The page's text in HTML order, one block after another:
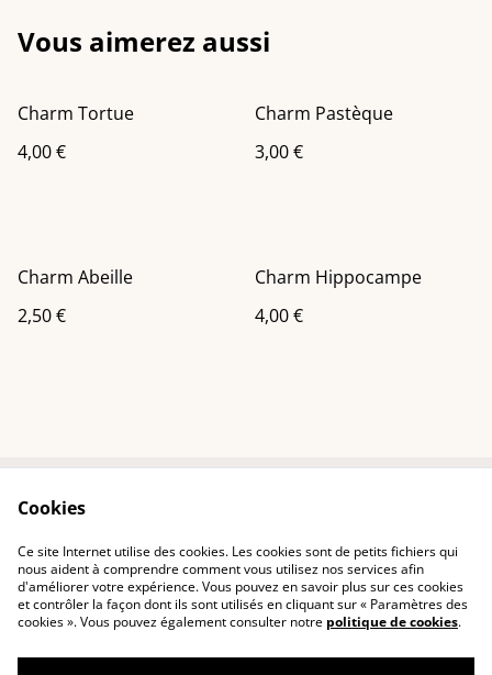
Vous aimerez aussi
Charm Tortue
4,00 €
Charm Pastèque
3,00 €
Charm Abeille
2,50 €
Charm Hippocampe
4,00 €
Politique de
confidentialité
Politique de cookies
Cookies
Ce site Internet utilise des cookies. Les cookies sont de petits fichiers qui
nous aident à comprendre comment vous utilisez nos services afin
d'améliorer votre expérience. Vous pouvez en savoir plus sur ces cookies
et contrôler la façon dont ils sont utilisés en cliquant sur « Paramètres des
cookies ». Vous pouvez également consulter notre politique de cookies.